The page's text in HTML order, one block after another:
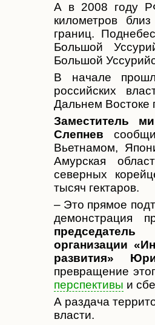
А в 2008 году
километров
границ.
Большой
Большой
В начале
российских
Дальнем Востоке
Заместитель
Слепнев
Вьетнамом,
Амурская
северных
тысяч гектаров.
– Это прямое
демонстрация
организации
развития»
превращение
перспективы и
А раздача
власти.